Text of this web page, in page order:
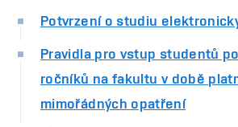
Potvrzení o studiu
Pravidla pro vstup studentů
ročníků na fakultu v době
mimořádných opatření